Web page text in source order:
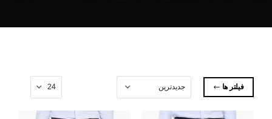
فیلتر ها